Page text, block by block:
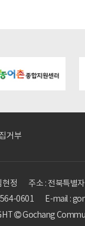
거부
현정
주소 : 전북특별
0601
E-mail :
Gochang